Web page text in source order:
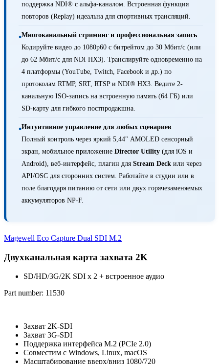
поддержка NDI® с альфа-каналом. Встроенная функция
повторов (Replay) идеальна для спортивных трансляций.
•Многоканальный стриминг и профессиональная запись
Кодируйте видео до 1080p60 с битрейтом до 30 Мбит/с (или
до 62 Мбит/с для NDI HX3). Транслируйте одновременно на
4 платформы (YouTube, Twitch, Facebook и др.) по
протоколам RTMP, SRT, RTSP и NDI® HX3. Ведите 2-
канальную ISO-запись на встроенную память (64 ГБ) или
SD-карту для гибкого постпродакшна.
•Интуитивное управление для любых сценариев
Полный контроль через яркий 5,44" AMOLED сенсорный
экран, мобильное приложение Director Utility (для iOS и
Android), веб-интерфейс, плагин для Stream Deck или через
API/OSC для сторонних систем. Работайте в студии или в
поле благодаря питанию от сети или двух горячезаменяемых
аккумуляторов NP-F.
Magewell Eco Capture Dual SDI M.2
Двухканальная карта захвата 2K
SD/HD/3G/2K SDI x 2 + встроенное аудио
Part number: 11530
Захват 2K-SDI
Захват 3G-SDI
Поддержка интерфейса M.2 (PCIe 2.0)
Совместим с Windows, Linux, macOS
Масштабирование вверх/вниз 1080/720